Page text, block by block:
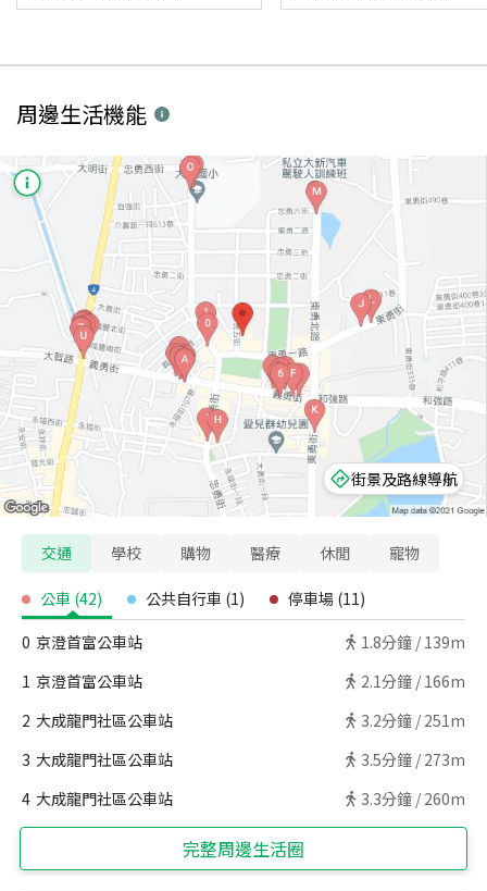
周邊生活機能
街景及路線導航
交通 學校 購物 醫療 休閒 寵物
公車 (42) 公共自行車 (1) 停車場 (11)
0 京澄首富公車站 1.8分鐘 / 139m
1 京澄首富公車站 2.1分鐘 / 166m
2 大成龍門社區公車站 3.2分鐘 / 251m
3 大成龍門社區公車站 3.5分鐘 / 273m
4 大成龍門社區公車站 3.3分鐘 / 260m
完整周邊生活圈